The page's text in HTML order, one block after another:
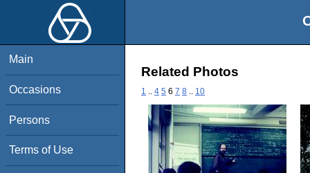
Main
Occasions
Persons
Terms of Use
Related Photos
1 4 5 6 7 8 10